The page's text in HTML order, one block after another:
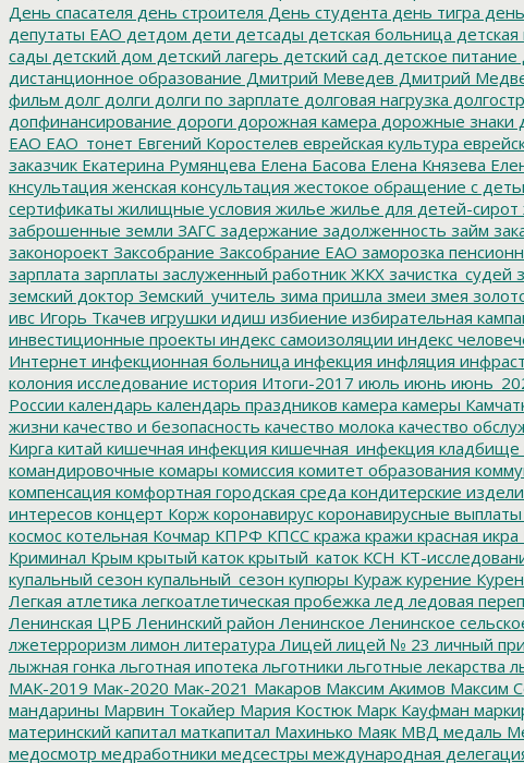
День спасателя день строителя День студента день тигра
депутаты ЕАО детдом дети детсады детская больница
сады детский дом детский лагерь детский сад детское питание
дистанционное образование Дмитрий Меведев Дмитрий
фильм долг долги долги по зарплате долговая нагрузка
допфинансирование дороги дорожная камера дорожные знаки
ЕАО ЕАО_тонет Евгений Коростелев еврейская культура
заказчик Екатерина Румянцева Елена Басова Елена Князева
кнсультация женская консультация жестокое обращение с
сертификаты жилищные условия жилье жилье для детей-сирот
заброшенные земли ЗАГС задержание задолженность займ
законороект Заксобрание Заксобрание ЕАО заморозка
зарплата зарплаты заслуженный работник ЖКХ зачистка_судей
земский доктор Земский_учитель зима пришла змеи змея
ивс Игорь Ткачев игрушки идиш избиение избирательная
инвестиционные проекты индекс самоизоляции индекс
Интернет инфекционная больница инфекция инфляция
колония исследование история Итоги-2017 июль июнь
России календарь календарь праздников камера камеры
жизни качество и безопасность качество молока качество
Кирга китай кишечная инфекция кишечная_инфекция кладбище
командировочные комары комиссия комитет образования
компенсация комфортная городская среда кондитерские
интересов концерт Корж коронавирус коронавирусные выплаты
космос котельная Кочмар КПРФ КПСС кража кражи красная икра
Криминал Крым крытый каток крытый_каток КСН КТ-
купальный сезон купальный_сезон купюры Кураж курение
Легкая атлетика легкоатлетическая пробежка лед ледовая
Ленинская ЦРБ Ленинский район Ленинское Ленинское
лжетерроризм лимон литература Лицей лицей № 23 личный
лыжная гонка льготная ипотека льготники льготные лекарства
МАК-2019 Мак-2020 Мак-2021 Макаров Максим Акимов Максим
мандарины Марвин Токайер Мария Костюк Марк Кауфман
материнский капитал маткапитал Махинько Маяк МВД медаль
медосмотр медработники медсестры международная